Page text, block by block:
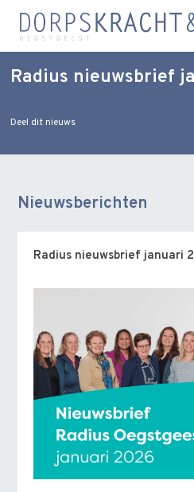
Radius nieuwsbrief
Deel dit nieuws
Nieuwsberichten
Radius nieuwsbrief januari